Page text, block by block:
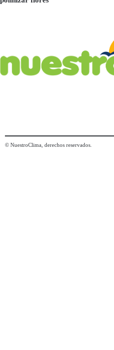
© NuestroClima, derechos reservados.